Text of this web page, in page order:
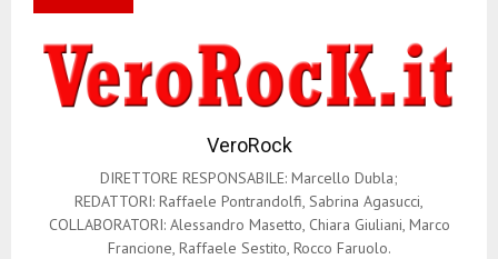
VeroRock
DIRETTORE RESPONSABILE: Marcello Dubla;
REDATTORI: Raffaele Pontrandolfi, Sabrina Agasucci,
COLLABORATORI: Alessandro Masetto, Chiara Giuliani, Marco
Francione, Raffaele Sestito, Rocco Faruolo.